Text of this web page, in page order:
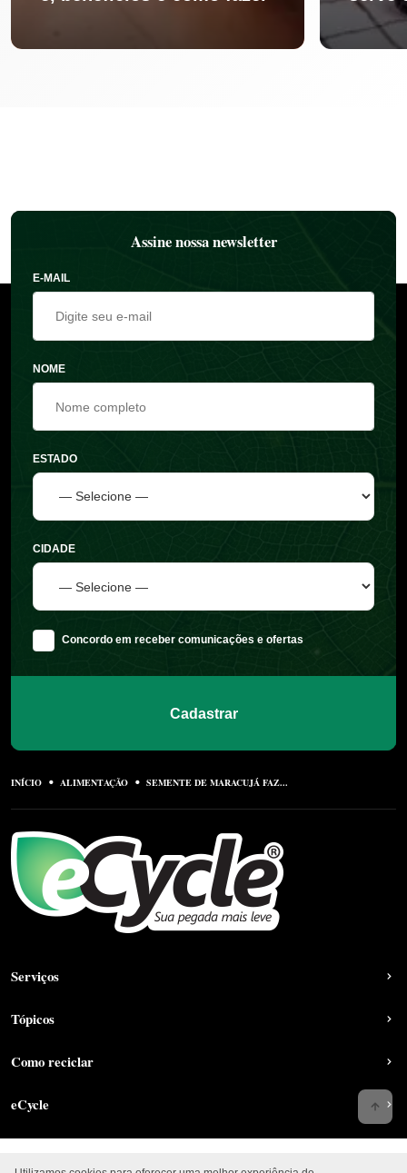
Assine nossa newsletter
E-MAIL
NOME
ESTADO
CIDADE
Concordo em receber comunicações e ofertas
Cadastrar
INÍCIO ALIMENTAÇÃO SEMENTE DE MARACUJÁ FAZ...
Serviços
Tópicos
Como reciclar
eCycle